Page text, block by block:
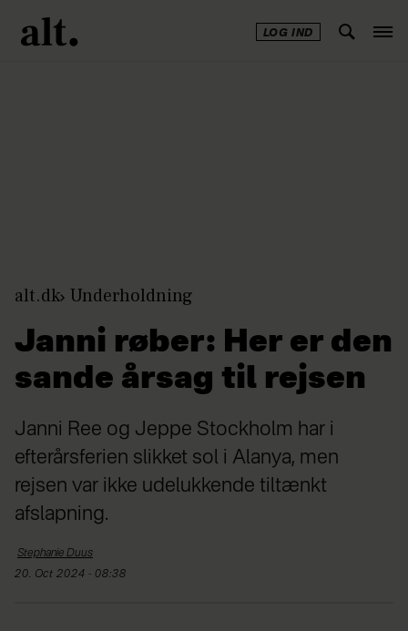
LOG IND
alt.dk Underholdning
Janni røber: Her er den
sande årsag til rejsen
Janni Ree og Jeppe Stockholm har i
efterårsferien slikket sol i Alanya, men
rejsen var ikke udelukkende tiltænkt
afslapning.
Stephanie Duus
20. Oct 2024 - 08:38